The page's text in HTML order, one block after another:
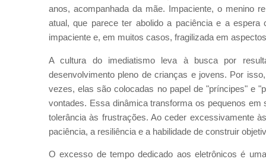
anos, acompanhada da mãe. Impaciente, o menino
atual, que parece ter abolido a paciência e a
impaciente e, em muitos casos, fragilizada em
A cultura do imediatismo leva à busca por
desenvolvimento pleno de crianças e jovens. Por
vezes, elas são colocadas no papel de "príncipes" e
vontades. Essa dinâmica transforma os pequenos
tolerância às frustrações. Ao ceder excessivamente
paciência, a resiliência e a habilidade de construir
O excesso de tempo dedicado aos eletrônicos é